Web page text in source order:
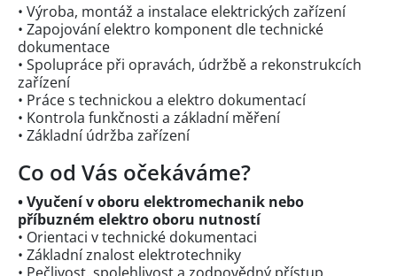
• Výroba, montáž a instalace elektrických zařízení
• Zapojování elektro komponent dle technické
dokumentace
• Spolupráce při opravách, údržbě a rekonstrukcích
zařízení
• Práce s technickou a elektro dokumentací
• Kontrola funkčnosti a základní měření
• Základní údržba zařízení
Co od Vás očekáváme?
• Vyučení v oboru elektromechanik nebo
příbuzném elektro oboru nutností
• Orientaci v technické dokumentaci
• Základní znalost elektrotechniky